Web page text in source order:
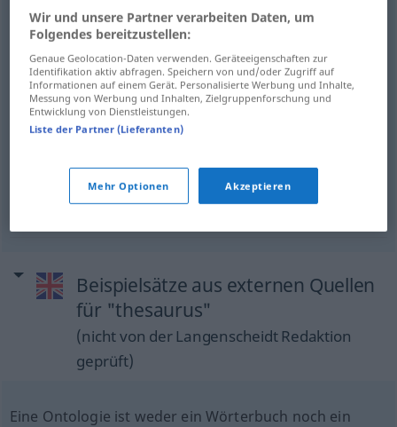
Thesaurus m thesaurus
Wörterbuchn thesaurus
(Wort-, Wissens-, Sprach)Schatzm thesaurus
Schatzkammerf thesaurusAntike
Vorratshausn thesaurus Antike
Beispielsätze aus externen Quellen
für "thesaurus"
(nicht von der Langenscheidt Redaktion
geprüft)
Eine Ontologie ist weder ein Wörterbuch noch ein
Wir und unsere Partner verarbeiten Daten, um
Folgendes bereitzustellen:
Genaue Geolocation-Daten verwenden. Geräteeigenschaften zur
Identifikation aktiv abfragen. Speichern von und/oder Zugriff auf
Informationen auf einem Gerät. Personalisierte Werbung und Inhalte,
Messung von Werbung und Inhalten, Zielgruppenforschung und
Entwicklung von Dienstleistungen.
Liste der Partner (Lieferanten)
Mehr Optionen Akzeptieren